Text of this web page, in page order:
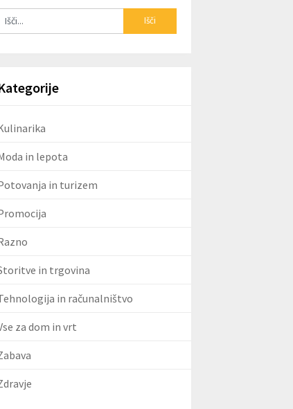
in lepota
in turizem
in trgovina
in računalništvo
za dom in vrt